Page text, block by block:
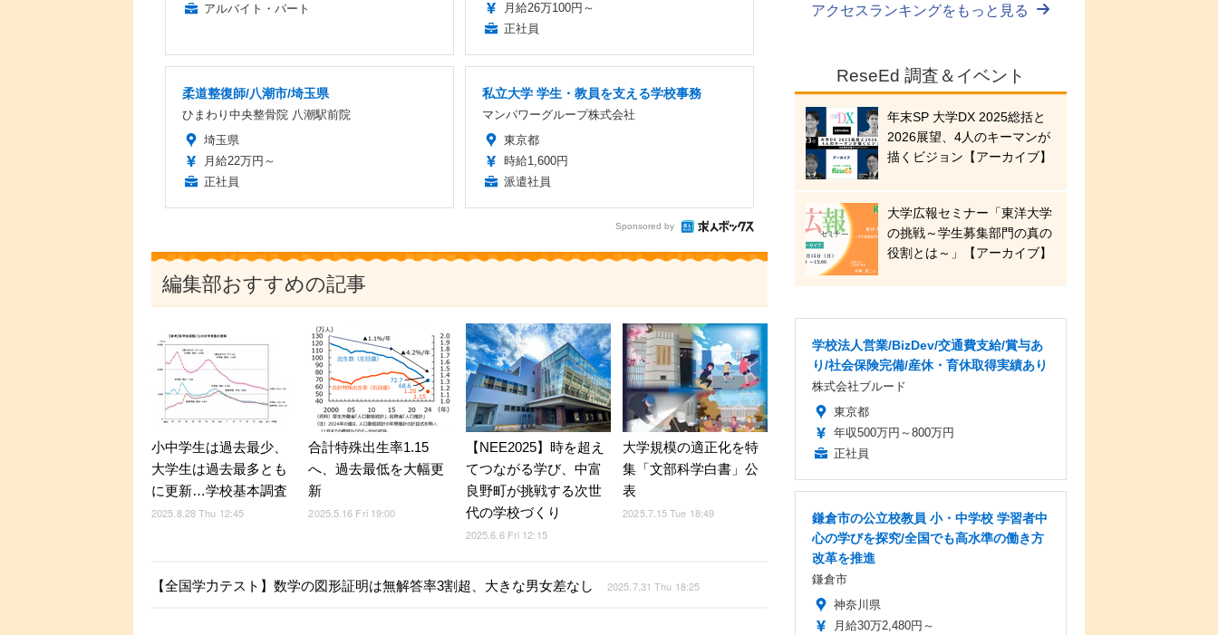
アルバイト・パート
月給26万100円～
正社員
柔道整復師/八潮市/埼玉県
ひまわり中央整骨院 八潮駅前院
埼玉県
月給22万円～
正社員
私立大学 学生・教員を支える学校事務
マンパワーグループ株式会社
東京都
時給1,600円
派遣社員
Sponsored by
編集部おすすめの記事
小中学生は過去最少、
大学生は過去最多とも
に更新…学校基本調査
2025.8.28 Thu 12:45
合計特殊出生率1.15
へ、過去最低を大幅更
新
2025.5.16 Fri 19:00
【NEE2025】時を超え
てつながる学び、中富
良野町が挑戦する次世
代の学校づくり
2025.6.6 Fri 12:15
大学規模の適正化を特
集「文部科学白書」公
表
2025.7.15 Tue 18:49
【全国学力テスト】数学の図形証明は無解答率3割超、大きな男女差なし 2025.7.31 Thu 18:25
アクセスランキングをもっと見る
ReseEd 調査＆イベント
年末SP 大学DX 2025総括と
2026展望、4人のキーマンが
描くビジョン【アーカイブ】
大学広報セミナー「東洋大学
の挑戦～学生募集部門の真の
役割とは～」【アーカイブ】
学校法人営業/BizDev/交通費支給/賞与あ
り/社会保険完備/産休・育休取得実績あり
株式会社ブルード
東京都
年収500万円～800万円
正社員
鎌倉市の公立校教員 小・中学校 学習者中
心の学びを探究/全国でも高水準の働き方
改革を推進
鎌倉市
神奈川県
月給30万2,480円～